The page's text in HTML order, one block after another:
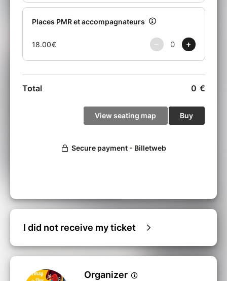
I did not receive my ticket
Organizer